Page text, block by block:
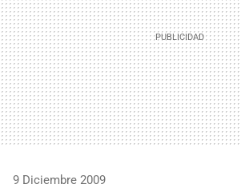
9 Diciembre 2009